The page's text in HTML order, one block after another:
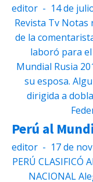
editor - 14 de
Revista Tv Notas
de la
laboró para
Mundial Rusia
su esposa.
dirigida a
Perú al
editor - 17 de
PERÚ CLASIFICÓ
NACIONAL